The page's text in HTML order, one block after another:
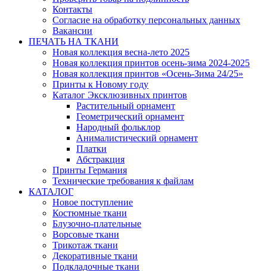
Контакты
Согласие на обработку персональных данных
Вакансии
ПЕЧАТЬ НА ТКАНИ
Новая коллекция весна-лето 2025
Новая коллекция принтов осень-зима 2024-2025
Новая коллекция принтов «Осень-Зима 24/25»
Принты к Новому году
Каталог Эксклюзивных принтов
Растительный орнамент
Геометрический орнамент
Народный фольклор
Анималистический орнамент
Платки
Абстракция
Принты Германия
Технические требования к файлам
КАТАЛОГ
Новое поступление
Костюмные ткани
Блузочно-плательные
Ворсовые ткани
Трикотаж ткани
Декоративные ткани
Подкладочные ткани